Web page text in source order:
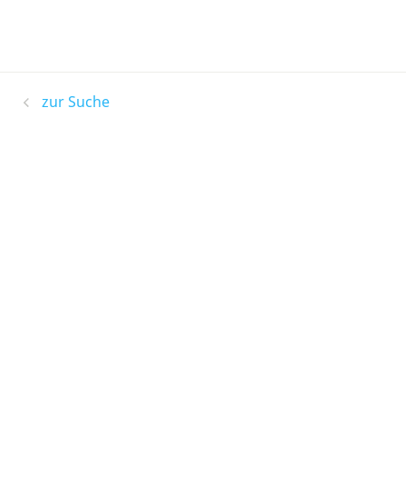
zur Suche